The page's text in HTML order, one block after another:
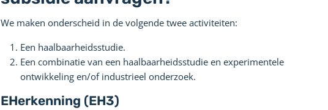
We maken onderscheid in de volgende twee activiteiten:
Een haalbaarheidsstudie.
Een combinatie van een haalbaarheidsstudie en experimentele
ontwikkeling en/of industrieel onderzoek.
EHerkenning (EH3)